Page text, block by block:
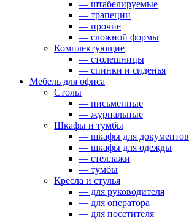
— штабелируемые
— трапеции
— прочие
— сложной формы
Комплектующие
— столешницы
— спинки и сиденья
Мебель для офиса
Столы
— письменные
— журнальные
Шкафы и тумбы
— шкафы для документов
— шкафы для одежды
— стеллажи
— тумбы
Кресла и стулья
— для руководителя
— для оператора
— для посетителя